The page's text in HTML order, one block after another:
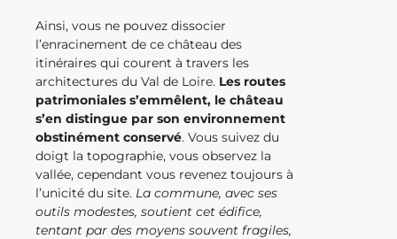
Ainsi, vous ne pouvez dissocier
l’enracinement de ce château des
itinéraires qui courent à travers les
architectures du Val de Loire. Les routes
patrimoniales s’emmêlent, le château
s’en distingue par son environnement
obstinément conservé. Vous suivez du
doigt la topographie, vous observez la
vallée, cependant vous revenez toujours à
l’unicité du site. La commune, avec ses
outils modestes, soutient cet édifice,
tentant par des moyens souvent fragiles,